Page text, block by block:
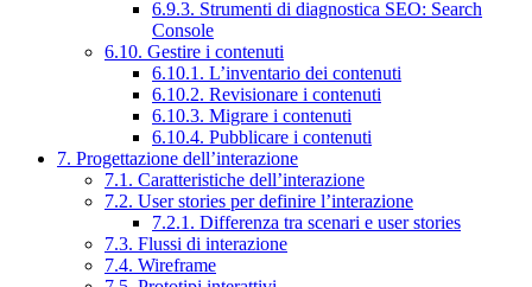
6.9.3. Strumenti di diagnostica SEO: Search
Console
6.10. Gestire i contenuti
6.10.1. L’inventario dei contenuti
6.10.2. Revisionare i contenuti
6.10.3. Migrare i contenuti
6.10.4. Pubblicare i contenuti
7. Progettazione dell’interazione
7.1. Caratteristiche dell’interazione
7.2. User stories per definire l’interazione
7.2.1. Differenza tra scenari e user stories
7.3. Flussi di interazione
7.4. Wireframe